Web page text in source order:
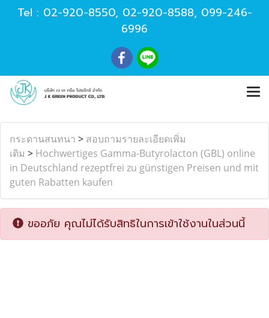
Tel : 02-920-8550, 02-920-8588, 099-246-
6996
กระดานสนทนา > สอบถามรายละเอียดเพิ่ม
เติม > Hochwertiges Gamma-Butyrolacton (GBL) online
in Deutschland rezeptfrei zu günstigen Preisen und mit
guten Rabatten kaufen
ขออภัย คุณไม่ได้รับสิทธิในการเข้าใช้งานในส่วนนี้